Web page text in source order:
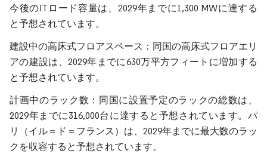
今後のITロード容量は、2029年までに1,300 MWに達する
と予想されています。
建設中の高床式フロアスペース：同国の高床式フロアエリ
アの建設は、2029年までに630万平方フィートに増加する
と予想されています。
計画中のラック数：同国に設置予定のラックの総数は、
2029年までに316,000台に達すると予想されています。パ
リ（イル＝ド＝フランス）は、2029年までに最大数のラッ
クを収容すると予想されています。